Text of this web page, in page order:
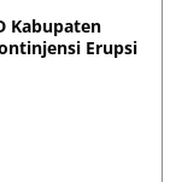
Kabupaten
Erupsi